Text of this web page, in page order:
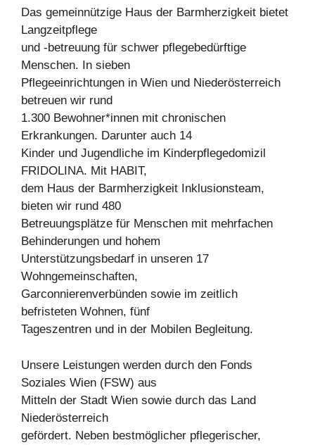
Das gemeinnützige Haus der Barmherzigkeit bietet
Langzeitpflege
und -betreuung für schwer pflegebedürftige
Menschen. In sieben
Pflegeeinrichtungen in Wien und Niederösterreich
betreuen wir rund
1.300 Bewohner*innen mit chronischen
Erkrankungen. Darunter auch 14
Kinder und Jugendliche im Kinderpflegedomizil
FRIDOLINA. Mit HABIT,
dem Haus der Barmherzigkeit Inklusionsteam,
bieten wir rund 480
Betreuungsplätze für Menschen mit mehrfachen
Behinderungen und hohem
Unterstützungsbedarf in unseren 17
Wohngemeinschaften,
Garconnierenverbünden sowie im zeitlich
befristeten Wohnen, fünf
Tageszentren und in der Mobilen Begleitung.
Unsere Leistungen werden durch den Fonds
Soziales Wien (FSW) aus
Mitteln der Stadt Wien sowie durch das Land
Niederösterreich
gefördert. Neben bestmöglicher pflegerischer,